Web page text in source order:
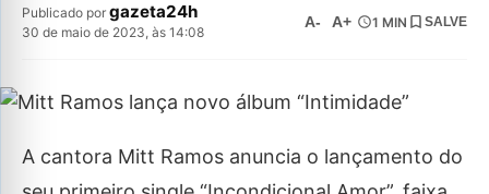
Publicado por gazeta24h
30 de maio de 2023, às 14:08
A- A+ 1 MIN SALVE
A cantora Mitt Ramos anuncia o lançamento do